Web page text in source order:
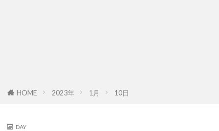
HOME 2023年 1月 10日
DAY